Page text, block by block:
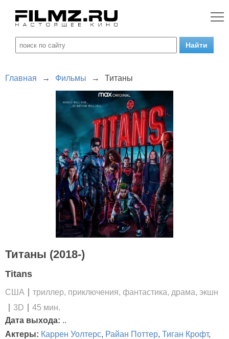
Главная → Фильмы → Титаны
Титаны (2018-)
Titans
США
триллер, приключения, фантастика, драма, экшн
3D
45 мин.
Дата выхода: ..
Актеры: Каррен Уолтерс, Райан Поттер, Тиган Крофт,